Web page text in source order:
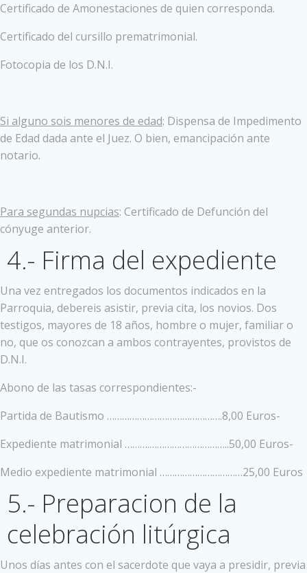
Certificado de Amonestaciones de quien corresponda.
Certificado del cursillo prematrimonial.
Fotocopia de los D.N.I.
Si alguno sois menores de edad: Dispensa de Impedimento
de Edad dada ante el Juez. O bien, emancipación ante
notario.
Para segundas nupcias: Certificado de Defunción del
cónyuge anterior.
4.- Firma del expediente
Una vez entregados los documentos indicados en la
Parroquia, debereis asistir, previa cita, los novios. Dos
testigos, mayores de 18 años, hombre o mujer, familiar o
no, que os conozcan a ambos contrayentes, provistos de
D.N.I.
Abono de las tasas correspondientes:-
Partida de Bautismo ……………………………………….8,00 Euros-
Expediente matrimonial ……….…………………………..50,00 Euros-
Medio expediente matrimonial ……………………………25,00 Euros
5.- Preparacion de la
celebración litúrgica
Unos días antes con el sacerdote que vaya a presidir, previa